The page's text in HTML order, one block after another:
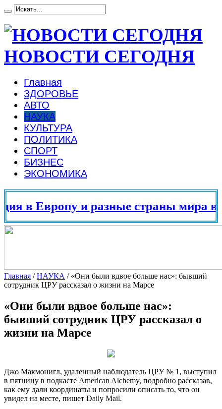
НОВОСТИ СЕГОДНЯ
Главная
ЗДОРОВЬЕ
АВТО
НАУКА
КУЛЬТУРА
ПОЛИТИКА
СПОРТ
БИЗНЕС
ЭКОНОМИКА
в Европу и разные страны мира в
Главная /НАУКА / «Они были вдвое больше нас»: бывший
сотрудник ЦРУ рассказал о жизни на Марсе
«Они были вдвое больше нас»:
бывший сотрудник ЦРУ рассказал о
жизни на Марсе
Джо Макмонигл, удаленный наблюдатель ЦРУ № 1, выступил
в пятницу в подкасте American Alchemy, подробно рассказав,
как ему дали координаты и попросили описать то, что он
увидел на месте, пишет Daily Mail.